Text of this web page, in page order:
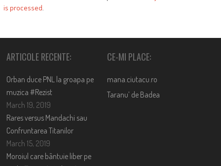
is processed.
ARTICOLE RECENTE:
Orban duce PNL la groapa pe
muzica #Rezist
March 19, 2019
Rares versus Mandachi sau
Confruntarea Titanilor
March 15, 2019
Moroiul care bântuie liber pe
CE-MI PLACE:
mana.ciutacu.ro
Taranu’ de Badea